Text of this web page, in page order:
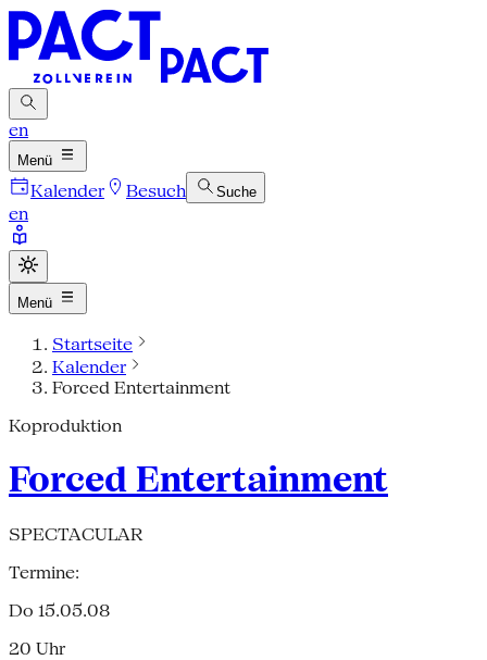
en
Menü
Kalender Besuch Suche
en
Menü
Startseite
Kalender
Forced Entertainment
Koproduktion
Forced Entertainment
SPECTACULAR
Termine:
Do 15.05.08
20 Uhr